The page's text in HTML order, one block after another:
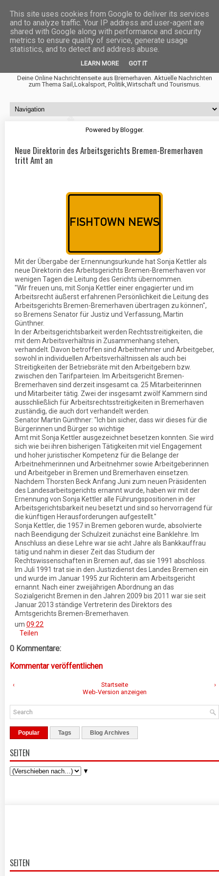
Fischtown News
Deine Online Nachrichtenseite aus Bremerhaven. Aktuelle Nachrichten
zum Thema Sail,Lokalsport, Politik,Wirtschaft und Tourismus.
Powered by Blogger.
Neue Direktorin des Arbeitsgerichts Bremen-Bremerhaven
tritt Amt an
Mit der Übergabe der Ernennungsurkunde hat Sonja Kettler als
neue Direktorin des Arbeitsgerichts Bremen-Bremerhaven vor
wenigen Tagen die Leitung des Gerichts übernommen.
"Wir freuen uns, mit Sonja Kettler einer engagierter und im
Arbeitsrecht äußerst erfahrenen Persönlichkeit die Leitung des
Arbeitsgerichts Bremen-Bremerhaven übertragen zu können",
so Bremens Senator für Justiz und Verfassung, Martin
Günthner.
In der Arbeitsgerichtsbarkeit werden Rechtsstreitigkeiten, die
mit dem Arbeitsverhältnis in Zusammenhang stehen,
verhandelt. Davon betroffen sind Arbeitnehmer und Arbeitgeber,
sowohl in individuellen Arbeitsverhältnissen als auch bei
Streitigkeiten der Betriebsräte mit den Arbeitgebern bzw.
zwischen den Tarifparteien. Im Arbeitsgericht Bremen-
Bremerhaven sind derzeit insgesamt ca. 25 Mitarbeiterinnen
und Mitarbeiter tätig. Zwei der insgesamt zwölf Kammern sind
ausschließlich für Arbeitsrechtsstreitigkeiten in Bremerhaven
zuständig, die auch dort verhandelt werden.
Senator Martin Günthner: "Ich bin sicher, dass wir dieses für die
Bürgerinnen und Bürger so wichtige
Amt mit Sonja Kettler ausgezeichnet besetzen konnten. Sie wird
sich wie bei ihren bisherigen Tätigkeiten mit viel Engagement
und hoher juristischer Kompetenz für die Belange der
Arbeitnehmerinnen und Arbeitnehmer sowie Arbeitgeberinnen
und Arbeitgeber in Bremen und Bremerhaven einsetzen.
Nachdem Thorsten Beck Anfang Juni zum neuen Präsidenten
des Landesarbeitsgerichts ernannt wurde, haben wir mit der
Ernennung von Sonja Kettler alle Führungspositionen in der
Arbeitsgerichtsbarkeit neu besetzt und sind so hervorragend für
die künftigen Herausforderungen aufgestellt."
Sonja Kettler, die 1957 in Bremen geboren wurde, absolvierte
nach Beendigung der Schulzeit zunächst eine Banklehre. Im
Anschluss an diese Lehre war sie acht Jahre als Bankkauffrau
tätig und nahm in dieser Zeit das Studium der
Rechtswissenschaften in Bremen auf, das sie 1991 abschloss.
Im Juli 1991 trat sie in den Justizdienst des Landes Bremen ein
und wurde im Januar 1995 zur Richterin am Arbeitsgericht
ernannt. Nach einer zweijährigen Abordnung an das
Sozialgericht Bremen in den Jahren 2009 bis 2011 war sie seit
Januar 2013 ständige Vertreterin des Direktors des
Amtsgerichts Bremen-Bremerhaven.
um 09:22
Teilen
0 Kommentare:
Kommentar veröffentlichen
‹ ›
Startseite
Web-Version anzeigen
Popular Tags Blog Archives
SEITEN
▼
SEITEN
This site uses cookies from Google to deliver its services
and to analyze traffic. Your IP address and user-agent are
shared with Google along with performance and security
metrics to ensure quality of service, generate usage
statistics, and to detect and address abuse.
LEARN MORE GOT IT